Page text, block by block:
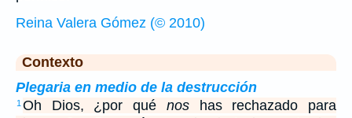
Reina Valera Gómez (© 2010)
Contexto
Plegaria en medio de la destrucción
1 Oh Dios, ¿por qué noshas rechazado para